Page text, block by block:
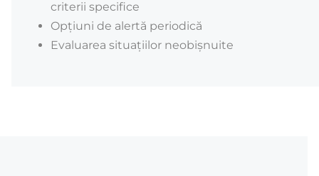
criterii specifice
Opțiuni de alertă periodică
Evaluarea situațiilor neobișnuite